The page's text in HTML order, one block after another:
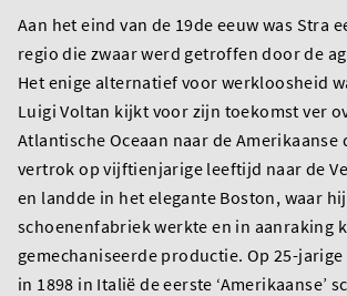
Aan het eind van de 19de eeuw was Stra
regio die zwaar werd getroffen door de
Het enige alternatief voor werkloosheid
Luigi Voltan kijkt voor zijn toekomst ver
Atlantische Oceaan naar de Amerikaanse
vertrok op vijftienjarige leeftijd naar de
en landde in het elegante Boston, waar
schoenenfabriek werkte en in aanraking
gemechaniseerde productie. Op 25-
in 1898 in Italië de eerste ‘Amerikaanse’